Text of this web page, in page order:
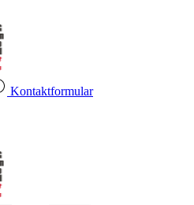
Kontaktformular